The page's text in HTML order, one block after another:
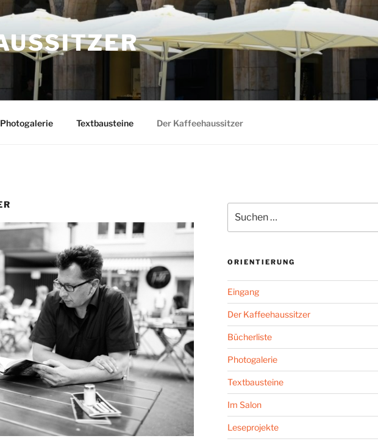
Photogalerie Textbausteine Der Kaffeehaussitzer
nach:
ORIENTIERUNG
Eingang
Der Kaffeehaussitzer
Bücherliste
Photogalerie
Textbausteine
Im Salon
Leseprojekte